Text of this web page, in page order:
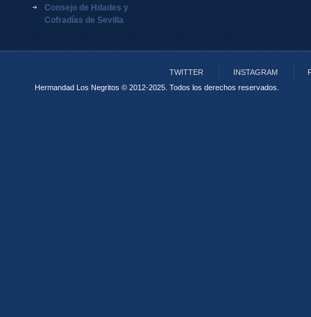
Consejo de Hdades y
Cofradías de Sevilla
TWITTER INSTAGRAM
Hermandad Los Negritos © 2012-2025. Todos los derechos reservados.